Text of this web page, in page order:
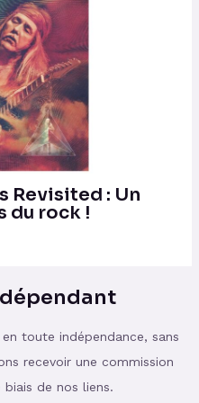
Revisited : Un
du rock !
toute indépendance, sans
recevoir une commission
de nos liens.